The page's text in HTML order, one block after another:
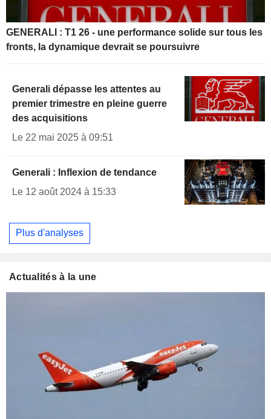
GENERALI : T1 26 - une performance solide sur tous les
fronts, la dynamique devrait se poursuivre
Generali dépasse les attentes au
premier trimestre en pleine guerre
des acquisitions
Le 22 mai 2025 à 09:51
Generali : Inflexion de tendance
Le 12 août 2024 à 15:33
Plus d'analyses
Actualités à la une